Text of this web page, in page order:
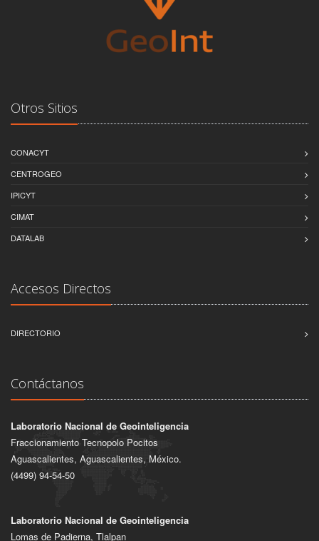
Otros Sitios
CONACYT
CENTROGEO
IPICYT
CIMAT
DATALAB
Accesos Directos
DIRECTORIO
Contáctanos
Laboratorio Nacional de Geointeligencia
Fraccionamiento Tecnopolo Pocitos
Aguascalientes, Aguascalientes, México.
(4499) 94-54-50
Laboratorio Nacional de Geointeligencia
Lomas de Padierna, Tlalpan